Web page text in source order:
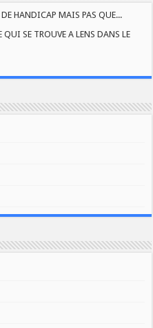
HANDICAP MAIS PAS QUE...
SE TROUVE A LENS DANS LE